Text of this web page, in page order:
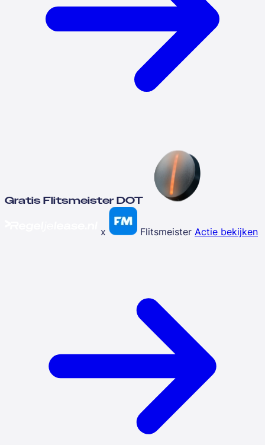
Gratis Flitsmeister DOT
x Flitsmeister Actie bekijken